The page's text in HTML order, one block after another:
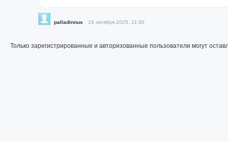
palladinnus 16 октября 2025, 11:30
Только зарегистрированные и авторизованные пользователи могут